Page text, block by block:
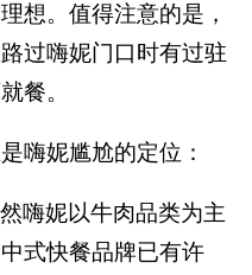
想。值得注意的是，
过嗨妮门口时有过驻
餐。
嗨妮尴尬的定位：
嗨妮以牛肉品类为主
式快餐品牌已有许